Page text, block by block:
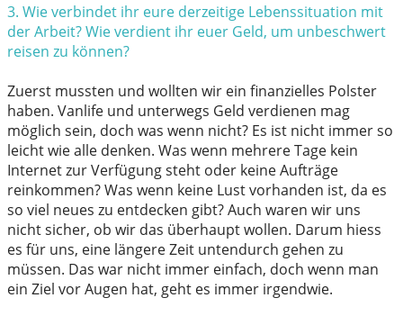
3. Wie verbindet ihr eure derzeitige Lebenssituation mit
der Arbeit?Wieverdient ihr euer Geld, um unbeschwert
reisen zu können?
Zuerst mussten und wollten wir ein finanzielles Polster
haben. Vanlife und unterwegs Geld verdienen mag
möglich sein, doch was wenn nicht? Es ist nicht immer so
leicht wie alle denken. Was wenn mehrere Tage kein
Internet zur Verfügung steht oder keine Aufträge
reinkommen? Was wenn keine Lust vorhanden ist, da es
so viel neues zu entdecken gibt? Auch waren wir uns
nicht sicher, ob wir das überhaupt wollen. Darum hiess
es für uns, eine längere Zeit untendurch gehen zu
müssen. Das war nicht immer einfach, doch wenn man
ein Ziel vor Augen hat, geht es immer irgendwie.